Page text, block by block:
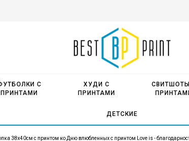
С
ПРИНТАМИ
ХУДИ С
ПРИНТАМИ
ДЕТСКИЕ
38х40см с принтом ко Дню влюбленных с принтом Love is -